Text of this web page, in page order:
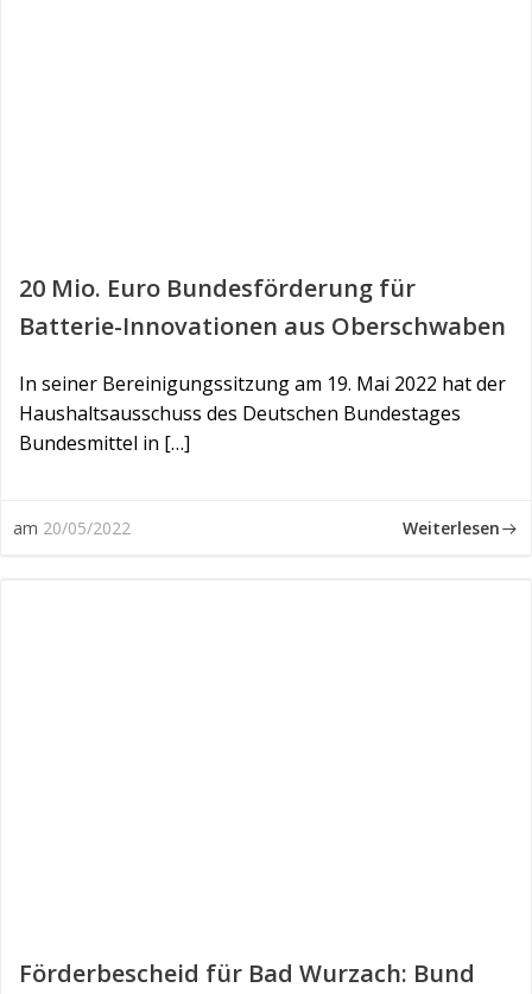
20 Mio. Euro Bundesförderung für
Batterie-Innovationen aus Oberschwaben
In seiner Bereinigungssitzung am 19. Mai 2022 hat der
Haushaltsausschuss des Deutschen Bundestages
Bundesmittel in […]
am 20/05/2022 Weiterlesen
Förderbescheid für Bad Wurzach: Bund